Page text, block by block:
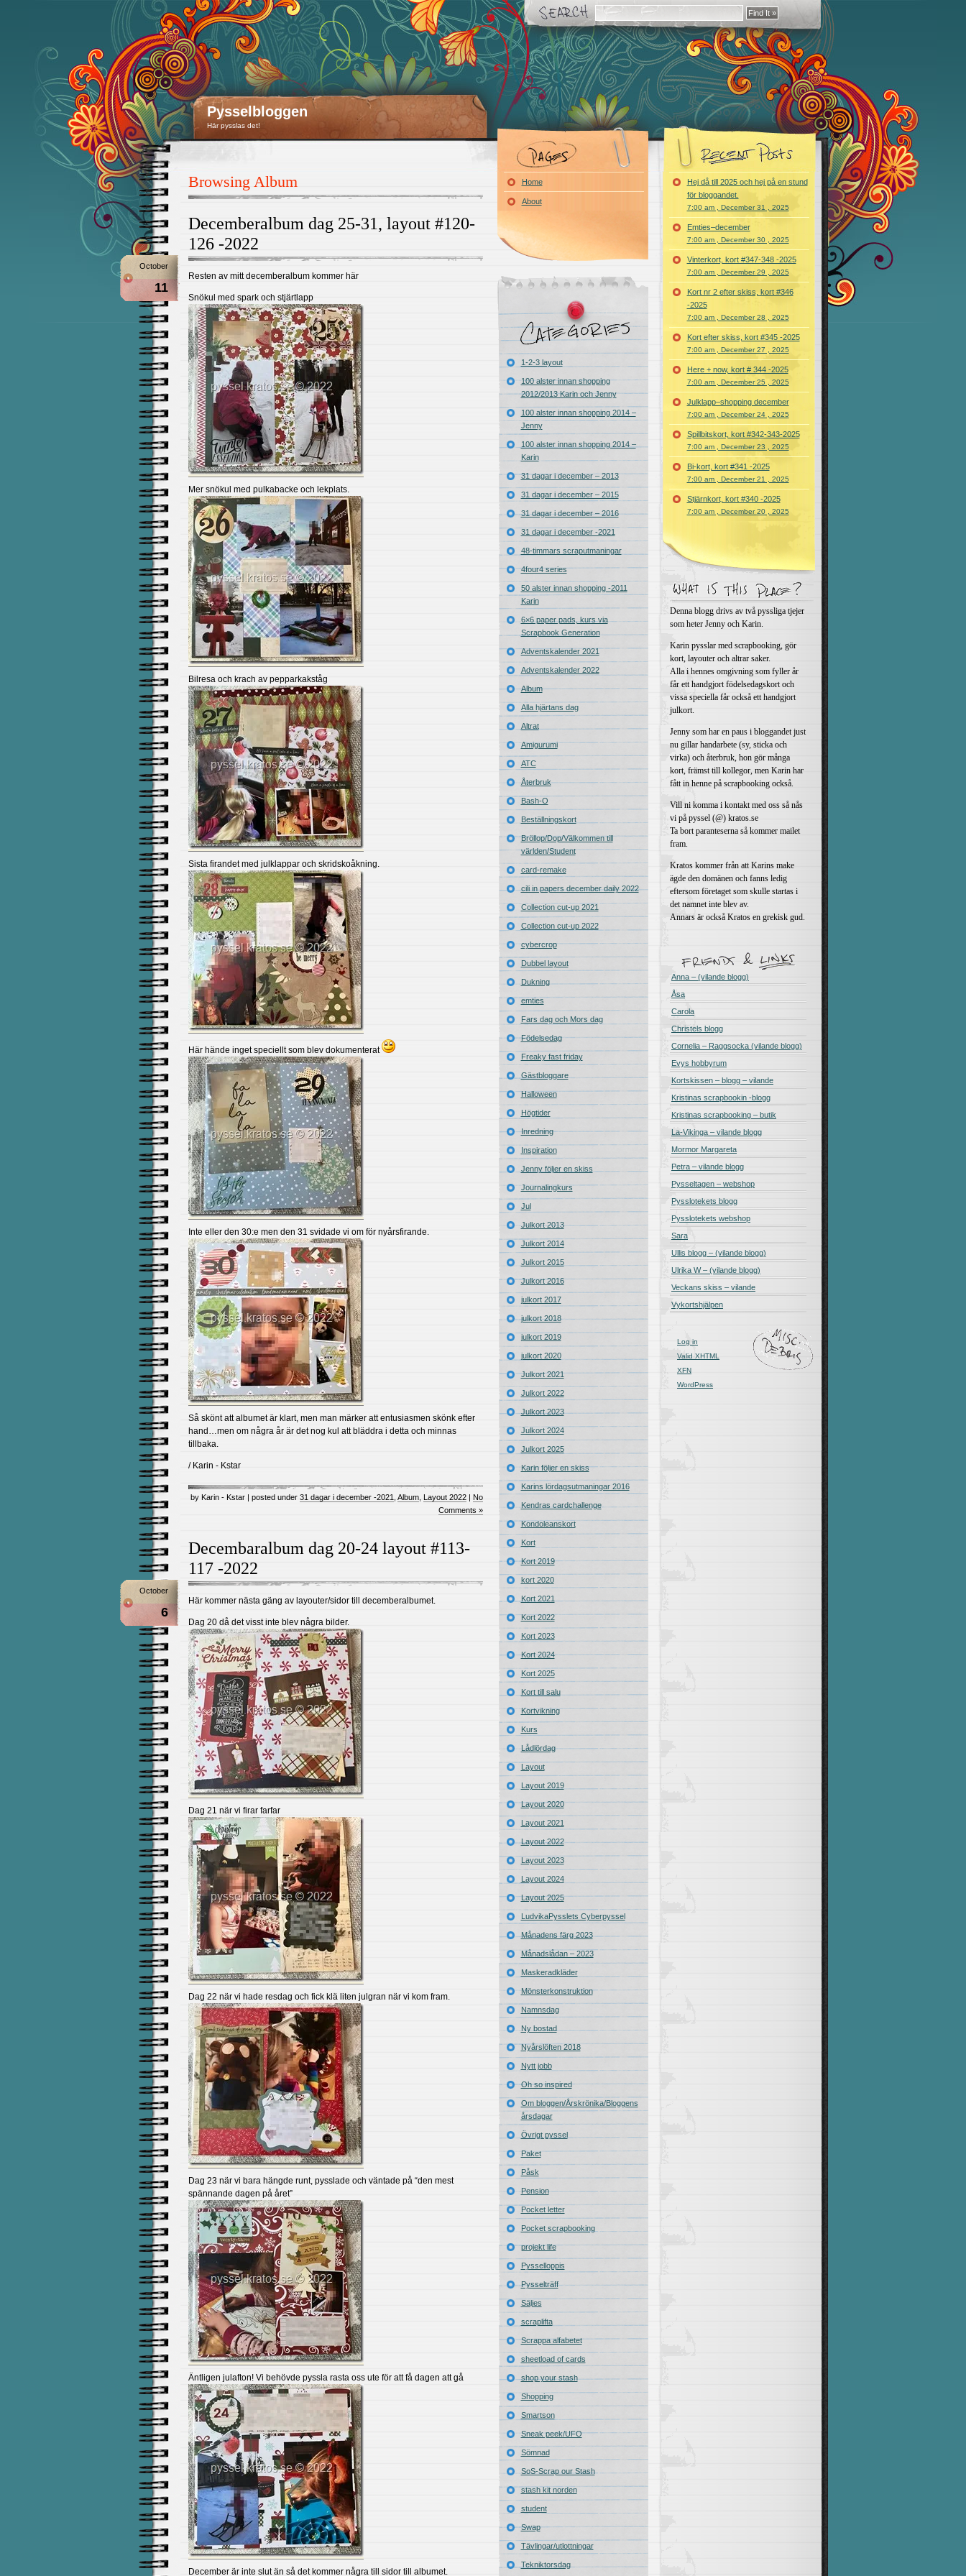
Pysselbloggen
Här pysslas det!
Browsing Album
Decemberalbum dag 25-31, layout #120-
126 -2022
October
11
Resten av mitt decemberalbum kommer här
Snökul med spark och stjärtlapp
Mer snökul med pulkabacke och lekplats.
Bilresa och krach av pepparkakståg
Sista firandet med julklappar och skridskoåkning.
Här hände inget speciellt som blev dokumenterat
Inte eller den 30:e men den 31 svidade vi om för nyårsfirande.
Så skönt att albumet är klart, men man märker att entusiasmen skönk efter
hand…men om några år är det nog kul att bläddra i detta och minnas
tillbaka.
/ Karin - Kstar
by Karin - Kstar | posted under 31 dagar i december -2021 Album Layout 2022 | No
Comments »
Decembaralbum dag 20-24 layout #113-
117 -2022
October
6
Här kommer nästa gäng av layouter/sidor till decemberalbumet.
Dag 20 då det visst inte blev några bilder.
Dag 21 när vi firar farfar
Dag 22 när vi hade resdag och fick klä liten julgran när vi kom fram.
Dag 23 när vi bara hängde runt, pysslade och väntade på “den mest
spännande dagen på året”
Äntligen julafton! Vi behövde pyssla rasta oss ute för att få dagen att gå
December är inte slut än så det kommer några till sidor till albumet.
Home
About
1-2-3 layout
100 alster innan shopping
2012/2013 Karin och Jenny
100 alster innan shopping 2014 –
Jenny
100 alster innan shopping 2014 –
Karin
31 dagar i december – 2013
31 dagar i december – 2015
31 dagar i december – 2016
31 dagar i december -2021
48-timmars scraputmaningar
4four4 series
50 alster innan shopping -2011
Karin
6×6 paper pads, kurs via
Scrapbook Generation
Adventskalender 2021
Adventskalender 2022
Album
Alla hjärtans dag
Altrat
Amigurumi
ATC
Återbruk
Bash-O
Beställningskort
Bröllop/Dop/Välkommen till
världen/Student
card-remake
cili in papers december daily 2022
Collection cut-up 2021
Collection cut-up 2022
cybercrop
Dubbel layout
Dukning
emties
Fars dag och Mors dag
Födelsedag
Freaky fast friday
Gästbloggare
Halloween
Högtider
Inredning
Inspiration
Jenny följer en skiss
Journalingkurs
Jul
Julkort 2013
Julkort 2014
Julkort 2015
Julkort 2016
julkort 2017
julkort 2018
julkort 2019
julkort 2020
Julkort 2021
Julkort 2022
Julkort 2023
Julkort 2024
Julkort 2025
Karin följer en skiss
Karins lördagsutmaningar 2016
Kendras cardchallenge
Kondoleanskort
Kort
Kort 2019
kort 2020
Kort 2021
Kort 2022
Kort 2023
Kort 2024
Kort 2025
Kort till salu
Kortvikning
Kurs
Lådlördag
Layout
Layout 2019
Layout 2020
Layout 2021
Layout 2022
Layout 2023
Layout 2024
Layout 2025
LudvikaPysslets Cyberpyssel
Månadens färg 2023
Månadslådan – 2023
Maskeradkläder
Mönsterkonstruktion
Namnsdag
Ny bostad
Nyårslöften 2018
Nytt jobb
Oh so inspired
Om bloggen/Årskrönika/Bloggens
årsdagar
Övrigt pyssel
Paket
Påsk
Pension
Pocket letter
Pocket scrapbooking
projekt life
Pysselloppis
Pysselträff
Säljes
scraplifta
Scrappa alfabetet
sheetload of cards
shop your stash
Shopping
Smartson
Sneak peek/UFO
Sömnad
SoS-Scrap our Stash
stash kit norden
student
Swap
Tävlingar/utlottningar
Tekniktorsdag
Hej då till 2025 och hej på en stund
för bloggandet.
7:00 am , December 31 , 2025
Emties–december
7:00 am , December 30 , 2025
Vinterkort, kort #347-348 -2025
7:00 am , December 29 , 2025
Kort nr 2 efter skiss, kort #346
-2025
7:00 am , December 28 , 2025
Kort efter skiss, kort #345 -2025
7:00 am , December 27 , 2025
Here + now, kort # 344 -2025
7:00 am , December 25 , 2025
Julklapp–shopping december
7:00 am , December 24 , 2025
Spillbitskort, kort #342-343-2025
7:00 am , December 23 , 2025
Bi-kort, kort #341 -2025
7:00 am , December 21 , 2025
Stjärnkort, kort #340 -2025
7:00 am , December 20 , 2025
Denna blogg drivs av två pyssliga tjejer
som heter Jenny och Karin.
Karin pysslar med scrapbooking, gör
kort, layouter och altrar saker.
Alla i hennes omgivning som fyller år
får ett handgjort födelsedagskort och
vissa speciella får också ett handgjort
julkort.
Jenny som har en paus i bloggandet just
nu gillar handarbete (sy, sticka och
virka) och återbruk, hon gör många
kort, främst till kollegor, men Karin har
fått in henne på scrapbooking också.
Vill ni komma i kontakt med oss så nås
vi på pyssel (@) kratos.se
Ta bort paranteserna så kommer mailet
fram.
Kratos kommer från att Karins make
ägde den domänen och fanns ledig
eftersom företaget som skulle startas i
det namnet inte blev av.
Annars är också Kratos en grekisk gud.
Anna – (vilande blogg)
Åsa
Carola
Christels blogg
Cornelia – Raggsocka (vilande blogg)
Evys hobbyrum
Kortskissen – blogg – vilande
Kristinas scrapbookin -blogg
Kristinas scrapbooking – butik
La-Vikinga – vilande blogg
Mormor Margareta
Petra – vilande blogg
Pysseltagen – webshop
Pysslotekets blogg
Pysslotekets webshop
Sara
Ullis blogg – (vilande blogg)
Ulrika W – (vilande blogg)
Veckans skiss – vilande
Vykortshjälpen
Log in
Valid XHTML
XFN
WordPress